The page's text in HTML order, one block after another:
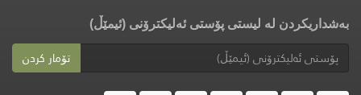
بەشداریکردن لە لیستی پۆستی ئەلیکترۆنی (ئیمێڵ)
تۆمار کردن